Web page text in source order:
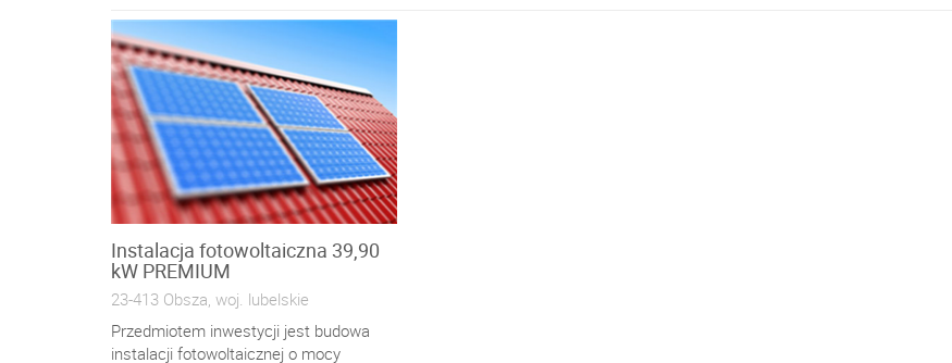
Instalacja fotowoltaiczna 39,90
kW PREMIUM
23-413 Obsza, woj. lubelskie
Przedmiotem inwestycji jest budowa
instalacji fotowoltaicznej o mocy